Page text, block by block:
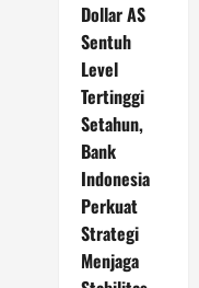
Dollar AS
Sentuh
Level
Tertinggi
Setahun,
Bank
Indonesia
Perkuat
Strategi
Menjaga